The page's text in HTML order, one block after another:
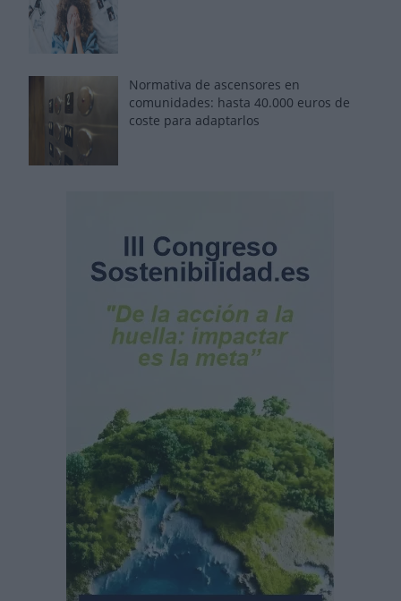
Normativa de ascensores en
comunidades: hasta 40.000 euros de
coste para adaptarlos